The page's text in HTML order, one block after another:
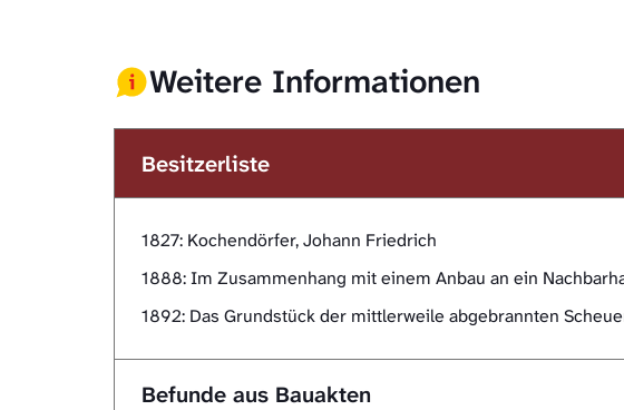
Weitere Informationen
Besitzerliste
1827: Kochendörfer, Johann Friedrich
1888: Im Zusammenhang mit einem Anbau an ein
1892: Das Grundstück der mittlerweile abgebrannten
Befunde aus Bauakten